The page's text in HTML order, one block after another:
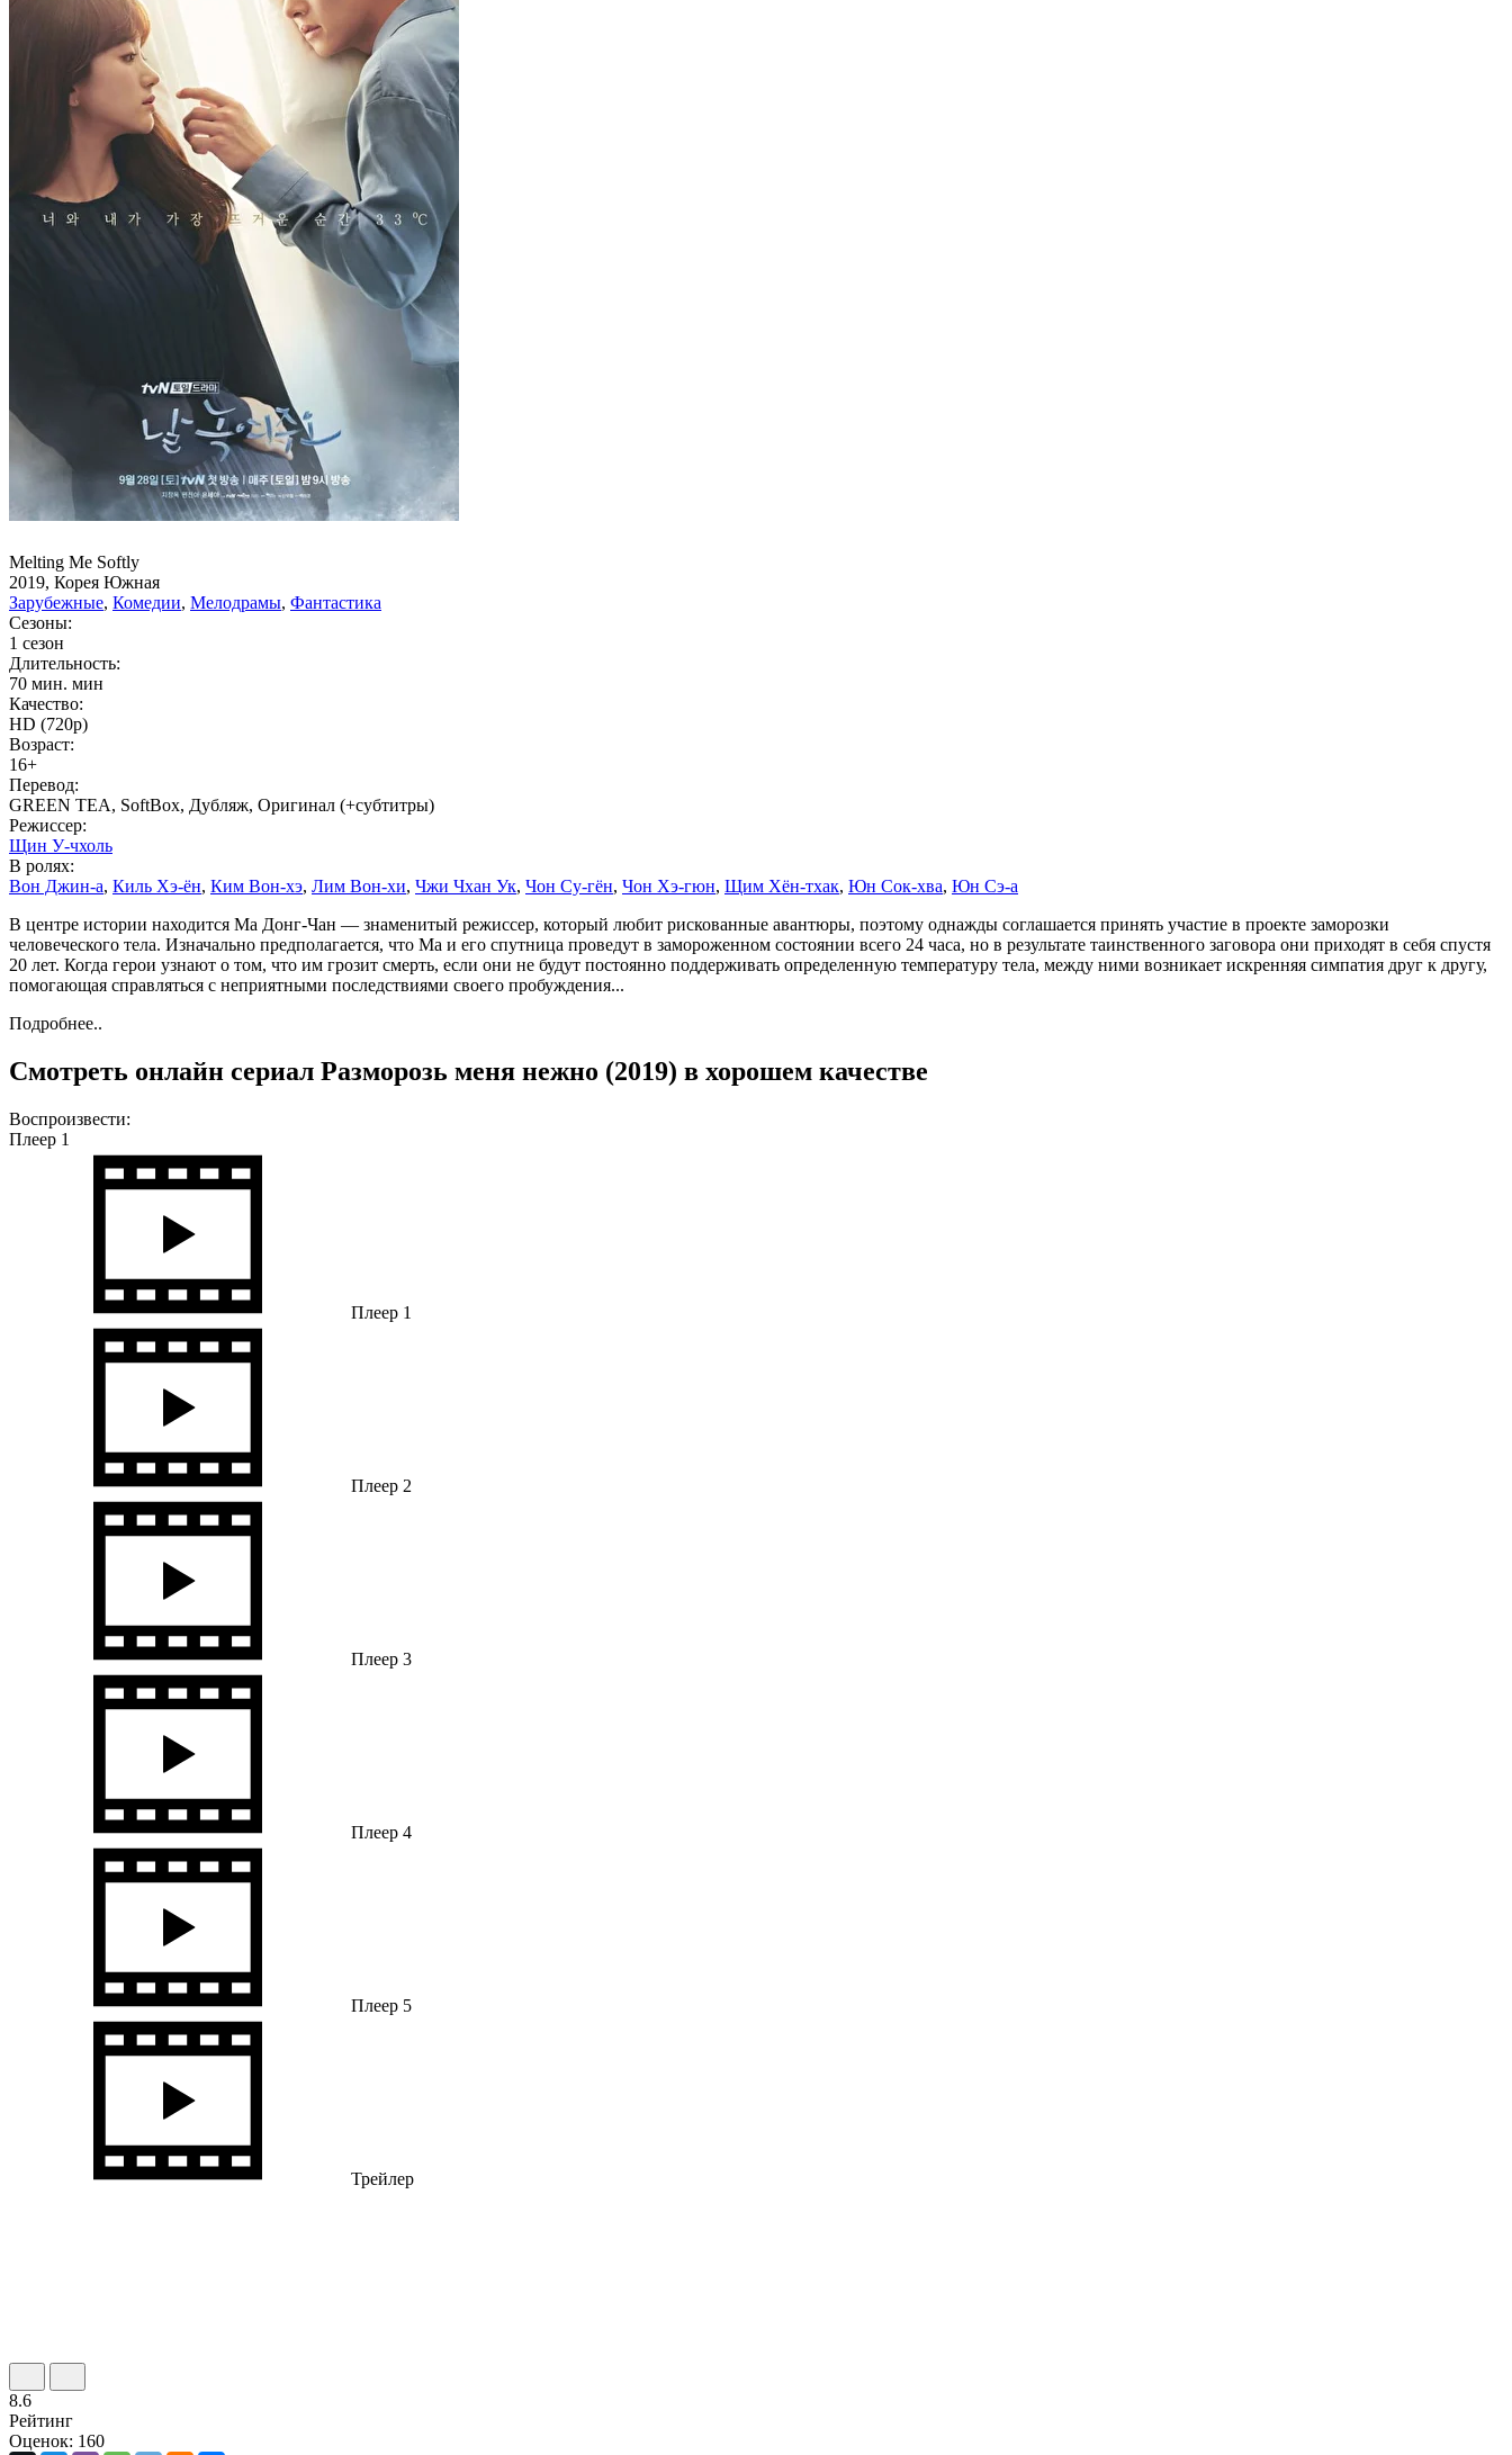
Melting Me Softly
2019, Корея Южная
Зарубежные, Комедии, Мелодрамы, Фантастика
Сезоны:
1 сезон
Длительность:
70 мин. мин
Качество:
HD (720p)
Возраст:
16+
Перевод:
GREEN TEA, SoftBox, Дубляж, Оригинал (+субтитры)
Режиссер:
Щин У-чхоль
В ролях:
Вон Джин-а, Киль Хэ-ён, Ким Вон-хэ, Лим Вон-хи, Чжи Чхан Ук, Чон Су-гён, Чон Хэ-гюн, Щим Хён-тхак, Юн Сок-хва, Юн Сэ-а
В центре истории находится Ма Донг-Чан — знаменитый режиссер, который любит рискованные авантюры, поэтому однажды соглашается принять участие в проекте заморозки
человеческого тела. Изначально предполагается, что Ма и его спутница проведут в замороженном состоянии всего 24 часа, но в результате таинственного заговора они приходят в себя спустя
20 лет. Когда герои узнают о том, что им грозит смерть, если они не будут постоянно поддерживать определенную температуру тела, между ними возникает искренняя симпатия друг к другу,
помогающая справляться с неприятными последствиями своего пробуждения...
Подробнее..
Смотреть онлайн сериал Разморозь меня нежно (2019) в хорошем качестве
Воспроизвести:
Плеер 1
Плеер 1
Плеер 2
Плеер 3
Плеер 4
Плеер 5
Трейлер
8.6
Рейтинг
Оценок: 160